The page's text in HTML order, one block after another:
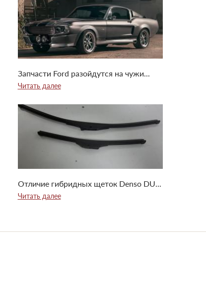
Запчасти Ford разойдутся на чужи...
Читать далее
Отличие гибридных щеток Denso DU...
Читать далее